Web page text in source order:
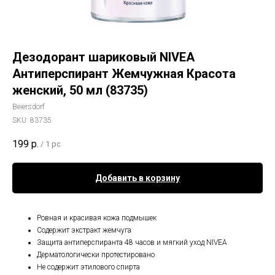
Дезодорант шариковый NIVEA
Антиперспирант Жемчужная Красота
женский, 50 мл (83735)
Beiersdorf
SKU: 83735
199 р. / 1 pc
Добавить в корзину
Ровная и красивая кожа подмышек
Содержит экстракт жемчуга
Защита антиперспиранта 48 часов и мягкий уход NIVEA
Дерматологически протестировано
Не содержит этилового спирта